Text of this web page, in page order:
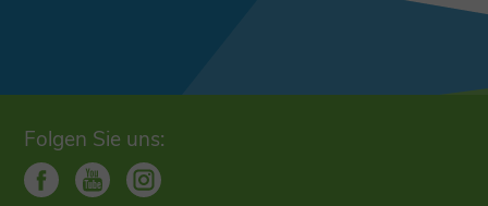
Folgen Sie uns: